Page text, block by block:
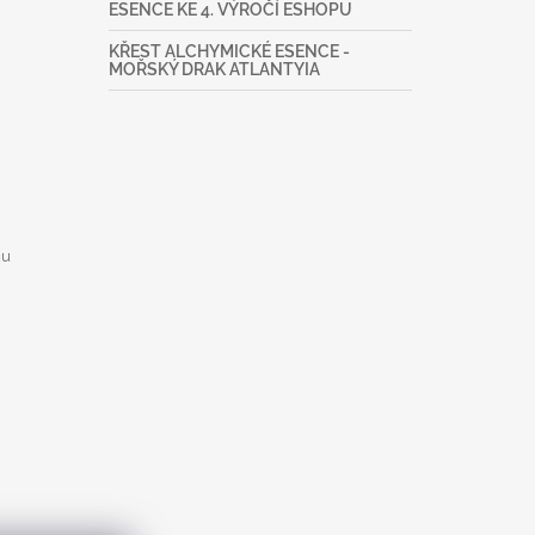
ESENCE KE 4. VÝROČÍ ESHOPU
KŘEST ALCHYMICKÉ ESENCE -
MOŘSKÝ DRAK ATLANTYIA